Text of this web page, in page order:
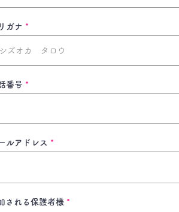
ガナ
番号
ルアドレス
される保護者様 *